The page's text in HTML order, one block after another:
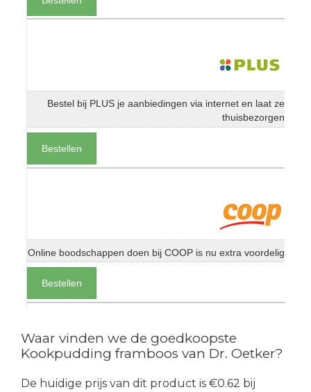
Bestel bij PLUS je aanbiedingen via internet en laat ze
thuisbezorgen
Bestellen
Online boodschappen doen bij COOP is nu extra voordelig
Bestellen
Waar vinden we de goedkoopste
Kookpudding framboos van Dr. Oetker?
De huidige prijs van dit product is €0.62 bij